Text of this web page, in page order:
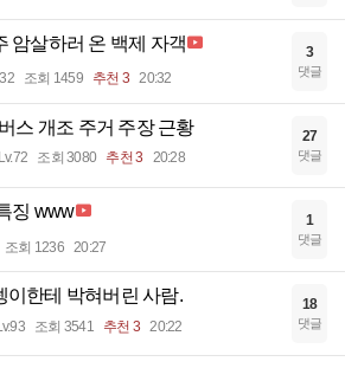
암살하러 온 백제 자객
조회 1459 추천 3 20:32
3
댓글
스 개조 주거 주장 근황
Lv.72 조회 3080 추천 3 20:28
27
댓글
징 www
조회 1236 20:27
1
댓글
이한테 박혀버린 사람.
조회 3541 추천 3 20:22
18
댓글